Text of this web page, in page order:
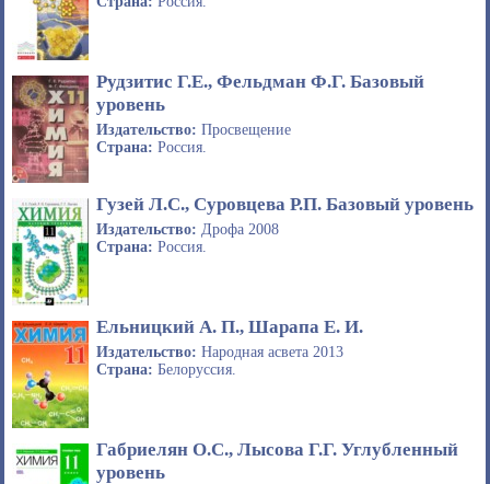
Рудзитис Г.Е., Фельдман Ф.Г. Базовый
уровень
Издательство: Просвещение
Страна: Россия.
Гузей Л.С., Суровцева Р.П. Базовый уровень
Издательство: Дрофа 2008
Страна: Россия.
Ельницкий А. П., Шарапа Е. И.
Издательство: Народная асвета 2013
Страна: Белоруссия.
Габриелян О.С., Лысова Г.Г. Углубленный
уровень